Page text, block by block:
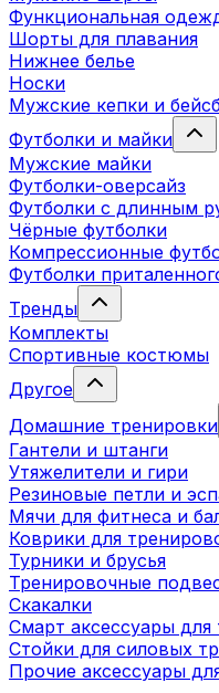
Функциональная
Шорты для плавания
Нижнее белье
Носки
Мужские кепки и
Футболки и майки
Мужские майки
Футболки-оверсайз
Футболки с длинным
Чёрные футболки
Компрессионные
Футболки
Тренды
Комплекты
Спортивные костюмы
Другое
Домашние тренировки
Гантели и штанги
Утяжелители и гири
Резиновые петли и
Мячи для фитнеса и
Коврики для
Турники и брусья
Тренировочные
Скакалки
Смарт аксессуары для
Стойки для силовых
Прочие аксессуары